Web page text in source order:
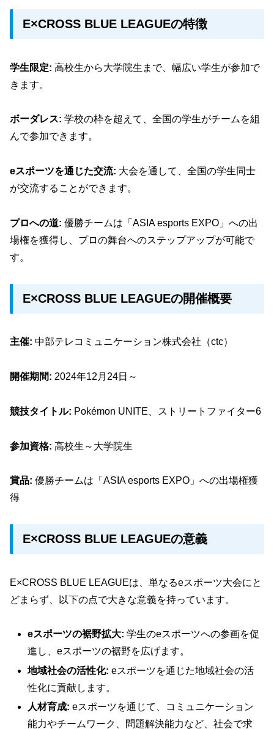
E×CROSS BLUE LEAGUEの特徴
学生限定: 高校生から大学院生まで、幅広い学生が参加で
きます。
ボーダレス: 学校の枠を超えて、全国の学生がチームを組
んで参加できます。
eスポーツを通じた交流: 大会を通して、全国の学生同士
が交流することができます。
プロへの道: 優勝チームは「ASIA esports EXPO」への出
場権を獲得し、プロの舞台へのステップアップが可能で
す。
E×CROSS BLUE LEAGUEの開催概要
主催: 中部テレコミュニケーション株式会社（ctc）
開催期間: 2024年12月24日～
競技タイトル: Pokémon UNITE、ストリートファイター6
参加資格: 高校生～大学院生
賞品: 優勝チームは「ASIA esports EXPO」への出場権獲
得
E×CROSS BLUE LEAGUEの意義
E×CROSS BLUE LEAGUEは、単なるeスポーツ大会にと
どまらず、以下の点で大きな意義を持っています。
eスポーツの裾野拡大: 学生のeスポーツへの参画を促
進し、eスポーツの裾野を広げます。
地域社会の活性化: eスポーツを通じた地域社会の活
性化に貢献します。
人材育成: eスポーツを通じて、コミュニケーション
能力やチームワーク、問題解決能力など、社会で求